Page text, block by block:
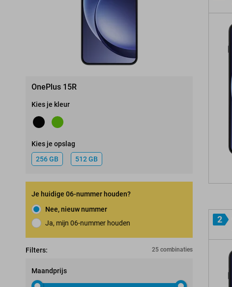
OnePlus 15R
Kies je kleur
Kies je opslag
256 GB
512 GB
Je huidige 06-nummer houden?
Nee, nieuw nummer
Ja, mijn 06-nummer houden
Nummerbehoudgarantie
Filters:
25 combinaties
Maandprijs
2